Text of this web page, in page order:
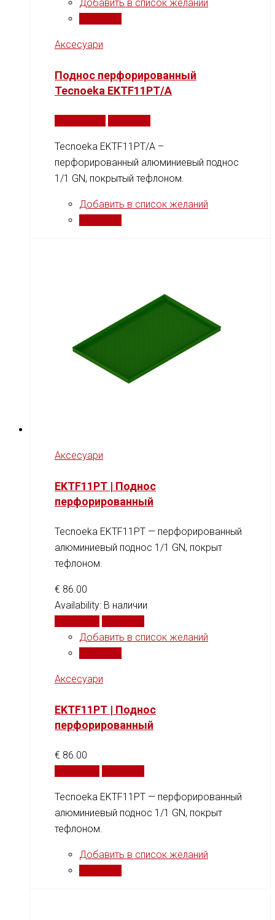
Добавить в список желаний
Аксесуари
Поднос перфорированный
Tecnoeka EKTF11PT/A
Tecnoeka EKTF11PT/A –
перфорированный алюминиевый поднос
1/1 GN, покрытый тефлоном.
Добавить в список желаний
Аксесуари
EKTF11PT | Поднос
перфорированный
Tecnoeka EKTF11PT — перфорированный
алюминиевый поднос 1/1 GN, покрыт
тефлоном.
€ 86.00
Availability: В наличии
Добавить в список желаний
Аксесуари
EKTF11PT | Поднос
перфорированный
€ 86.00
Tecnoeka EKTF11PT — перфорированный
алюминиевый поднос 1/1 GN, покрыт
тефлоном.
Добавить в список желаний